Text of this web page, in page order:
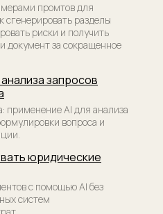
промтов для
сгенерировать разделы
риски и получить
документ за сокращенное
запросов
применение AI для анализа
вопроса и
юридические
с помощью AI без
систем